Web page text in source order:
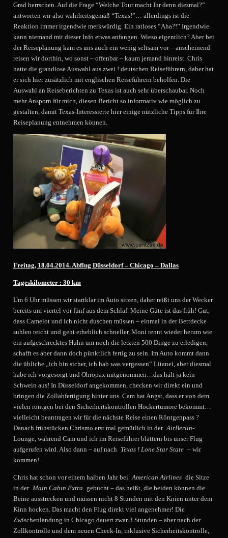
Grad herrschen. Auf die Frage “Welche Tour macht Ihr denn diesmal?”
antworten wir also wahrheitsgemäß “Texas!”… allerdings ist die
Reaktion immer irgendwie merkwürdig. Ein ratloses “Aha?!” Irgendwie
kann niemand mit dieser Info etwas anfangen. Wieso eigentlich? Aber bei
der Reiseplanung kam es uns auch ein wenig seltsam vor – anscheinend
reisen wir dorthin, wo sonst – offenbar – kaum jemand hinreist. Chris
hatte die grandiose Auswahl aus zwei ! deutschen Reiseführern, daher hat
er sich hier zusätzlich mit englischen Reiseführern beholfen. Die
Auswahl an Reiseberichten zu Texas ist auch sehr überschaubar. Noch
mehr Ansporn für mich, diesen Bericht so informativ wie möglich zu
gestalten, damit Texas-Interessierte hier einige nützliche Tipps für Ihre
Reiseplanung entnehmen können.
Freitag, 18.04.2014. Abflug Düsseldorf – Chicago – Dallas
Tageskilometer : 30 km
Um 6 Uhr müssen wir startklar im Auto sitzen, daher reißt uns der Wecker
bereits um viertel vor fünf aus dem Schlaf. Meine Güte ist das früh! Gut,
dass Camelot und ich nicht duschen müssen – einmal in der Bettdecke
suhlen reicht und geht erheblich schneller. Moni rennt wieder herum wie
ein aufgeschrecktes Huhn um noch die letzten 500 Dinge zu erledigen,
schafft es aber dann doch pünktlich fertig zu sein. Im Auto kommt dann
die übliche „ich bin sicher, ich hab was vergessen“ Litanei, aber diesmal
habe ich vorgesorgt und Ohropax mitgenommen…das hält ja kein
Schwein aus! In Düsseldorf angekommen, checken wir direkt ein und
bringen die Zollabfertigung hinter uns. Cam hat Angst, dass er von dem
vielen röntgen bei den Sicherheitskontrollen Höckertumore bekommt…
vielleicht beantragen wir für die nächste Reise einen Röntgenpass ?
Danach frühstücken Chrismo erst mal gemütlich in der AirBerlin-
Lounge, während Cam und ich im Reiseführer blättern bis unser Flug
aufgerufen wird. Also dann – auf nach Texas ! Lone Star State – wir
kommen!
Chris hat schon vor einem halben Jahr bei American Airlines die Sitze
in der Main Cabin Extra gebucht – das heißt, die beiden können die
Beine ausstrecken und müssen nicht 8 Stunden mit den Knien unter dem
Kinn hocken. Das macht den Flug direkt viel angenehmer! Die
Zwischenlandung in Chicago dauert zwar 3 Stunden – aber nach der
Zollkontrolle und dem neuen Check-In, inklusive Sicherheitskontrolle,